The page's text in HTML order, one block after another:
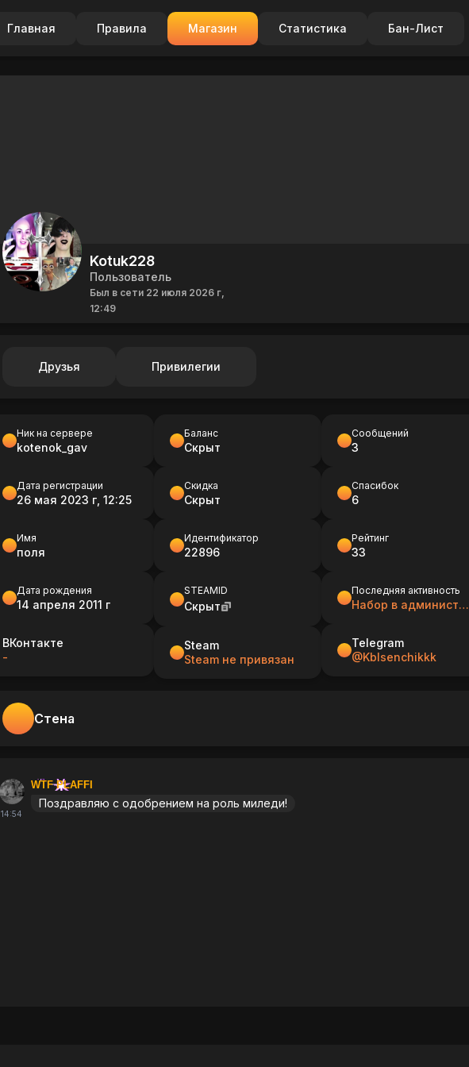
Главная Правила Магазин Статистика Бан-Лист
Kotuk228
Пользователь
Был в сети 22 июля 2026 г,
12:49
Друзья Привилегии
Ник на сервере
kotenok_gav
Дата регистрации
26 мая 2023 г, 12:25
Имя
поля
Дата рождения
14 апреля 2011 г
ВКонтакте
-
Баланс
Скрыт
Скидка
Скрыт
Идентификатор
22896
STEAMID
Скрыт
Steam
Steam не привязан
Сообщений
3
Спасибок
6
Рейтинг
33
Последняя активность
Набор в администрацию сервера (Ведущие)
Telegram
@Kblsenchikkk
Стена
14:54
WTF PLAFFI
Поздравляю с одобрением на роль миледи!